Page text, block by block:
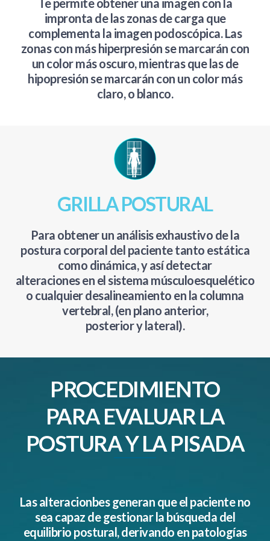
Te permite obtener una imagen con la
impronta de las zonas de carga que
complementa la imagen podoscópica. Las
zonas con más hiperpresión se marcarán con
un color más oscuro, mientras que las de
hipopresión se marcarán con un color más
claro, o blanco.
GRILLA POSTURAL
Para obtener un análisis exhaustivo de la
postura corporal del paciente tanto estática
como dinámica, y así detectar
alteraciones en el sistema músculoesquelético
o cualquier desalineamiento en la columna
vertebral, (en plano anterior,
posterior y lateral).
PROCEDIMIENTO
PARA EVALUAR LA
POSTURA Y LA PISADA
Las alteracionbes generan que el paciente no
sea capaz de gestionar la búsqueda del
equilibrio postural, derivando en patologías